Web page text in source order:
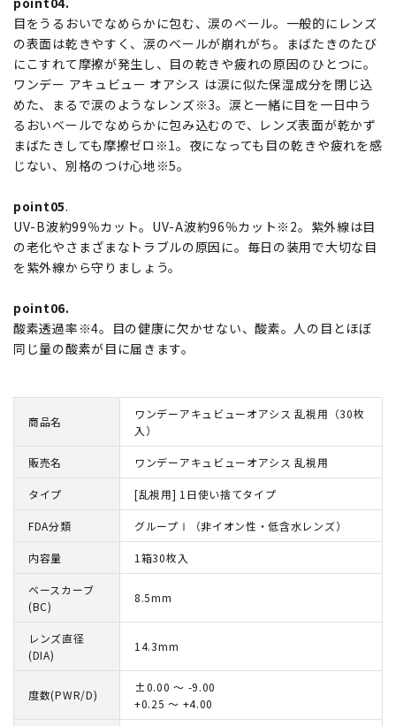
目をうるおいでなめらかに包む、涙のベール。一般的にレンズ
の表面は乾きやすく、涙のベールが崩れがち。まばたきのたび
にこすれて摩擦が発生し、目の乾きや疲れの原因のひとつに。
ワンデー アキュビュー オアシス は涙に似た保湿成分を閉じ込
めた、まるで涙のようなレンズ※3。涙と一緒に目を一日中う
るおいベールでなめらかに包み込むので、レンズ表面が乾かず
まばたきしても摩擦ゼロ※1。夜になっても目の乾きや疲れを感
じない、別格のつけ心地※5。
point05.
UV-B波約99％カット。UV-A波約96％カット※2。紫外線は目
の老化やさまざまなトラブルの原因に。毎日の装用で大切な目
を紫外線から守りましょう。
point06.
酸素透過率※4。目の健康に欠かせない、酸素。人の目とほぼ
同じ量の酸素が目に届きます。
商品名
ワンデーアキュビューオアシス 乱視用（30枚
入）
販売名 ワンデーアキュビューオアシス 乱視用
タイプ [乱視用] 1日使い捨てタイプ
FDA分類 グループⅠ（非イオン性・低含水レンズ）
内容量 1箱30枚入
ベースカーブ
(BC)
8.5mm
レンズ直径
(DIA)
14.3mm
度数(PWR/D)
±0.00 ～ -9.00
+0.25 ～ +4.00